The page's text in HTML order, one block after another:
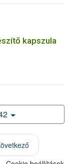
kapszula